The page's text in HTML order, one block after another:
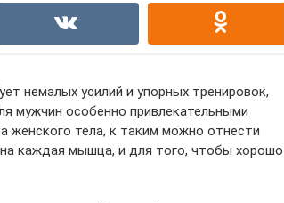
немалых усилий и упорных тренировок,
мужчин особенно привлекательными
женского тела, к таким можно отнести
каждая мышца, и для того, чтобы хорошо